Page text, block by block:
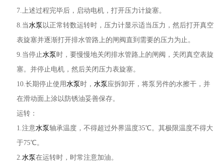
7.上述过程完毕后，启动电机，打开压力计旋塞。
8.当水泵 以正常转数运转时，压力计显示适当压力，然后打开真空
表旋塞并逐渐打开排水管路上的闸阀直到需要的压力为止。
9.当停止水泵 时，要慢慢地关闭排水管路上的闸阀，关闭真空表旋
塞。并停止电机，然后关闭压力表旋塞。
10.长期停止使用水泵 时， 水泵 应拆卸开，将泵另件的水擦干，并
在滑动面上涂以防锈油妥善保存。
运转：
1.注意水泵轴承温度，不得超过外界温度35℃。其极限温度不得大
于75℃。
2.水泵在运转时，时常注意加油。